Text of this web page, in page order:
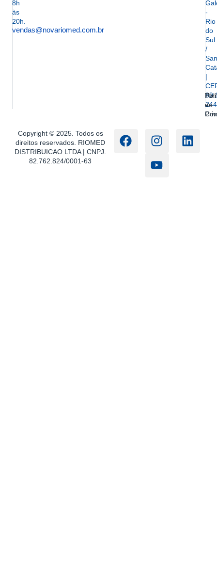
8h
às
20h.
vendas@novariomed.com.br
-
Rio
do
Sul
/
|
244
e
de
Copyright © 2025. Todos os
direitos reservados. RIOMED
DISTRIBUICAO LTDA | CNPJ:
82.762.824/0001-63